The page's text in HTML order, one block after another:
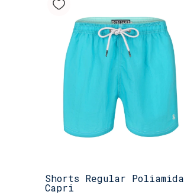
Shorts Regular Poliamida
Capri